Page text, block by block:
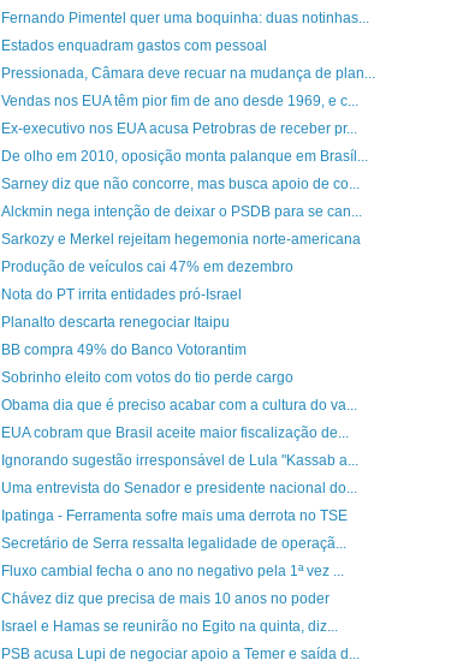
Fernando Pimentel quer uma boquinha: duas notinhas...
Estados enquadram gastos com pessoal
Pressionada, Câmara deve recuar na mudança de plan...
Vendas nos EUA têm pior fim de ano desde 1969, e c...
Ex-executivo nos EUA acusa Petrobras de receber pr...
De olho em 2010, oposição monta palanque em Brasíl...
Sarney diz que não concorre, mas busca apoio de co...
Alckmin nega intenção de deixar o PSDB para se can...
Sarkozy e Merkel rejeitam hegemonia norte-americana
Produção de veículos cai 47% em dezembro
Nota do PT irrita entidades pró-Israel
Planalto descarta renegociar Itaipu
BB compra 49% do Banco Votorantim
Sobrinho eleito com votos do tio perde cargo
Obama dia que é preciso acabar com a cultura do va...
EUA cobram que Brasil aceite maior fiscalização de...
Ignorando sugestão irresponsável de Lula "Kassab a...
Uma entrevista do Senador e presidente nacional do...
Ipatinga - Ferramenta sofre mais uma derrota no TSE
Secretário de Serra ressalta legalidade de operaçã...
Fluxo cambial fecha o ano no negativo pela 1ª vez ...
Chávez diz que precisa de mais 10 anos no poder
Israel e Hamas se reunirão no Egito na quinta, diz...
PSB acusa Lupi de negociar apoio a Temer e saída d...